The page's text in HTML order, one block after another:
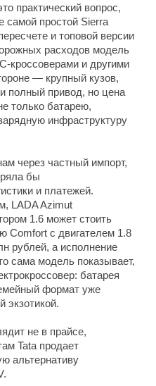
практический вопрос,
самой простой Sierra
и топовой версии
расходов модель
кроссоверами и другими
— крупный кузов,
полный привод, но цена
только батарею,
инфраструктуру
через частный импорт,
бы
и платежей.
LADA Azimut
1.6 может стоить
Comfort с двигателем 1.8
рублей, а исполнение
сама модель показывает,
батарея
формат уже
экзотикой.
не в прайсе,
Tata продает
альтернативу